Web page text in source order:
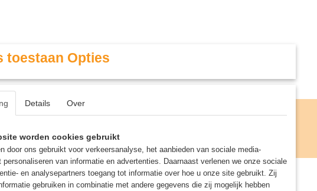
Contact & Openingstijden
GAMING ROLE PLAYING GAMES AGENDA
toestaan Opties
Details Over
worden cookies gebruikt
door ons gebruikt voor verkeersanalyse, het aanbieden van sociale media-
personaliseren van informatie en advertenties. Daarnaast verlenen we onze sociale
en analysepartners toegang tot informatie over hoe u onze site gebruikt. Zij
gebruiken in combinatie met andere gegevens die zij mogelijk hebben